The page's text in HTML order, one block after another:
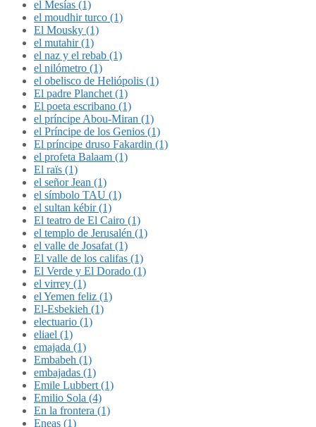
el Mesías (1)
el moudhir turco (1)
El Mousky (1)
el mutahir (1)
el naz y el rebab (1)
el nilómetro (1)
el obelisco de Heliópolis (1)
El padre Planchet (1)
El poeta escribano (1)
el príncipe Abou-Miran (1)
el Príncipe de los Genios (1)
El príncipe druso Fakardin (1)
el profeta Balaam (1)
El raïs (1)
el señor Jean (1)
el símbolo TAU (1)
el sultan kébir (1)
El teatro de El Cairo (1)
el templo de Jerusalén (1)
el valle de Josafat (1)
El valle de los califas (1)
El Verde y El Dorado (1)
el virrey (1)
el Yemen feliz (1)
El-Esbekieh (1)
electuario (1)
eliael (1)
emajada (1)
Embabeh (1)
embajadas (1)
Emile Lubbert (1)
Emilio Sola (4)
En la frontera (1)
Eneas (1)